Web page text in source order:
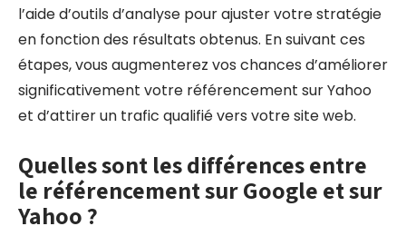
l’aide d’outils d’analyse pour ajuster votre stratégie
en fonction des résultats obtenus. En suivant ces
étapes, vous augmenterez vos chances d’améliorer
significativement votre référencement sur Yahoo
et d’attirer un trafic qualifié vers votre site web.
Quelles sont les différences entre
le référencement sur Google et sur
Yahoo ?